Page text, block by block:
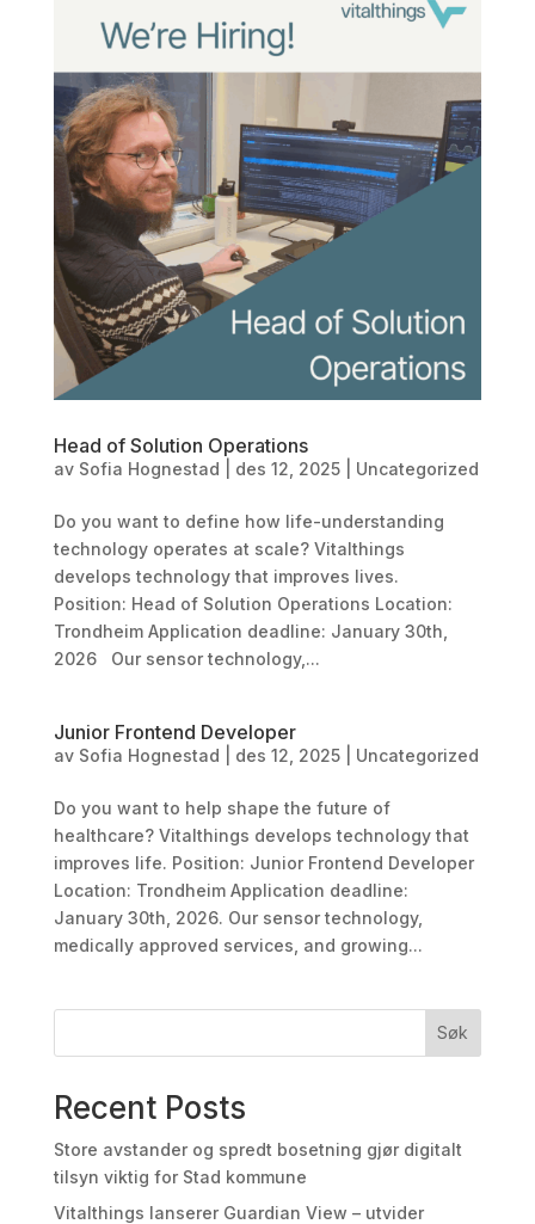
Head of Solution Operations
av Sofia Hognestad des 12, 2025| Uncategorized
Do you want to define how life-understanding
technology operates at scale? Vitalthings
develops technology that improves lives.
Position: Head of Solution Operations Location:
Trondheim Application deadline: January 30th,
2026 Our sensor technology,...
Junior Frontend Developer
av Sofia Hognestad des 12, 2025| Uncategorized
Do you want to help shape the future of
healthcare? Vitalthings develops technology that
improves life. Position: Junior Frontend Developer
Location: Trondheim Application deadline:
January 30th, 2026. Our sensor technology,
medically approved services, and growing...
Søk
Recent Posts
Store avstander og spredt bosetning gjør digitalt
tilsyn viktig for Stad kommune
Vitalthings lanserer Guardian View – utvider